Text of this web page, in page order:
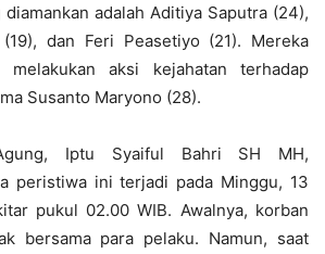
adalah Aditiya Saputra (24),
(19), dan Feri Peasetiyo (21). Mereka
melakukan aksi kejahatan terhadap
Susanto Maryono (28).
Iptu Syaiful Bahri SH MH,
peristiwa ini terjadi pada Minggu, 13
pukul 02.00 WIB. Awalnya, korban
bersama para pelaku. Namun, saat